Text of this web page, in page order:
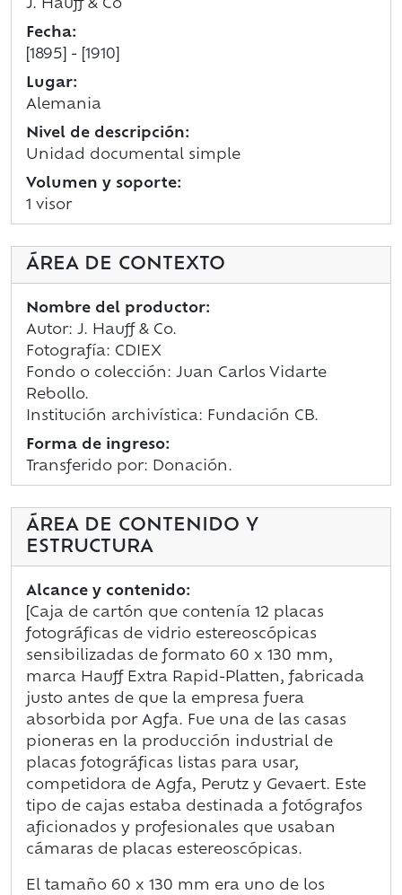
J. Hauff & Co
Fecha:
[1895] - [1910]
Lugar:
Alemania
Nivel de descripción:
Unidad documental simple
Volumen y soporte:
1 visor
ÁREA DE CONTEXTO
Nombre del productor:
Autor: J. Hauff & Co.
Fotografía: CDIEX
Fondo o colección: Juan Carlos Vidarte
Rebollo.
Institución archivística: Fundación CB.
Forma de ingreso:
Transferido por: Donación.
ÁREA DE CONTENIDO Y
ESTRUCTURA
Alcance y contenido:
[Caja de cartón que contenía 12 placas
fotográficas de vidrio estereoscópicas
sensibilizadas de formato 60 x 130 mm,
marca Hauff Extra Rapid-Platten, fabricada
justo antes de que la empresa fuera
absorbida por Agfa. Fue una de las casas
pioneras en la producción industrial de
placas fotográficas listas para usar,
competidora de Agfa, Perutz y Gevaert. Este
tipo de cajas estaba destinada a fotógrafos
aficionados y profesionales que usaban
cámaras de placas estereoscópicas.
El tamaño 60 x 130 mm era uno de los